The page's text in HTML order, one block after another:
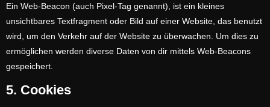
Ein Web-Beacon (auch Pixel-Tag genannt), ist ein kleines
unsichtbares Textfragment oder Bild auf einer Website, das benutzt
wird, um den Verkehr auf der Website zu überwachen. Um dies zu
ermöglichen werden diverse Daten von dir mittels Web-Beacons
gespeichert.
5. Cookies